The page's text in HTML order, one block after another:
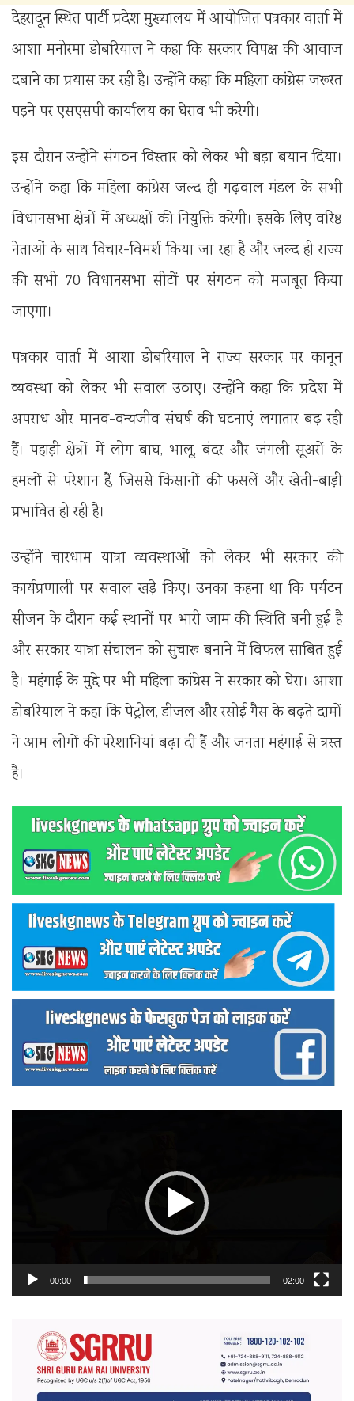
देहरादून स्थित पार्टी प्रदेश मुख्यालय में आयोजित पत्रकार वार्ता में
आशा मनोरमा डोबरियाल ने कहा कि सरकार विपक्ष की आवाज
दबाने का प्रयास कर रही है। उन्होंने कहा कि महिला कांग्रेस जरूरत
पड़ने पर एसएसपी कार्यालय का घेराव भी करेगी।
इस दौरान उन्होंने संगठन विस्तार को लेकर भी बड़ा बयान दिया।
उन्होंने कहा कि महिला कांग्रेस जल्द ही गढ़वाल मंडल के सभी
विधानसभा क्षेत्रों में अध्यक्षों की नियुक्ति करेगी। इसके लिए वरिष्ठ
नेताओं के साथ विचार-विमर्श किया जा रहा है और जल्द ही राज्य
की सभी 70 विधानसभा सीटों पर संगठन को मजबूत किया
जाएगा।
पत्रकार वार्ता में आशा डोबरियाल ने राज्य सरकार पर कानून
व्यवस्था को लेकर भी सवाल उठाए। उन्होंने कहा कि प्रदेश में
अपराध और मानव-वन्यजीव संघर्ष की घटनाएं लगातार बढ़ रही
हैं। पहाड़ी क्षेत्रों में लोग बाघ, भालू, बंदर और जंगली सूअरों के
हमलों से परेशान हैं, जिससे किसानों की फसलें और खेती-बाड़ी
प्रभावित हो रही है।
उन्होंने चारधाम यात्रा व्यवस्थाओं को लेकर भी सरकार की
कार्यप्रणाली पर सवाल खड़े किए। उनका कहना था कि पर्यटन
सीजन के दौरान कई स्थानों पर भारी जाम की स्थिति बनी हुई है
और सरकार यात्रा संचालन को सुचारू बनाने में विफल साबित हुई
है। महंगाई के मुद्दे पर भी महिला कांग्रेस ने सरकार को घेरा। आशा
डोबरियाल ने कहा कि पेट्रोल, डीजल और रसोई गैस के बढ़ते दामों
ने आम लोगों की परेशानियां बढ़ा दी हैं और जनता महंगाई से त्रस्त
है।
00:00 02:00